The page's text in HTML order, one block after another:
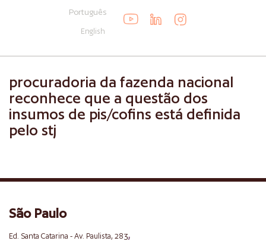
Português
English
procuradoria da fazenda nacional
reconhece que a questão dos
insumos de pis/cofins está definida
pelo stj
São Paulo
Ed. Santa Catarina - Av. Paulista, 283,